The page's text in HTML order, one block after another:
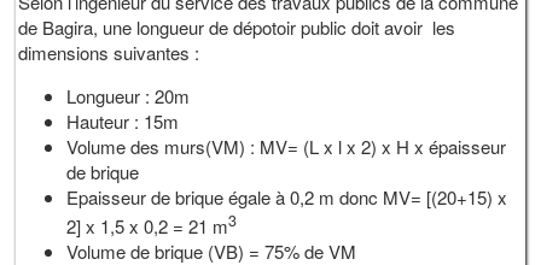
de Bagira, une longueur de dépotoir public doit avoir les
dimensions suivantes :
Longueur : 20m
Hauteur : 15m
Volume des murs(VM) : MV= (L x l x 2) x H x épaisseur
de brique
Epaisseur de brique égale à 0,2 m donc MV= [(20+15) x
2] x 1,5 x 0,2 = 21 m3
Volume de brique (VB) = 75% de VM